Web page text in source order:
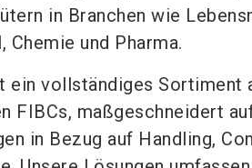
in Branchen wie
und Pharma.
ein vollständiges Sortiment
FIBCs, maßgeschneidert
in Bezug auf Handling,